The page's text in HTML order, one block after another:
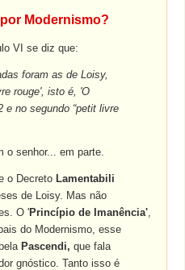
Modernismo?
VI se diz que:
foram as de Loisy,
rouge', isto é, 'O
e no segundo “petit livre
o senhor... em parte.
o Decreto Lamentabili
de Loisy. Mas não
O 'Princípio de Imanência',
do Modernismo, esse
Pascendi, que fala
gnóstico. Tanto isso é